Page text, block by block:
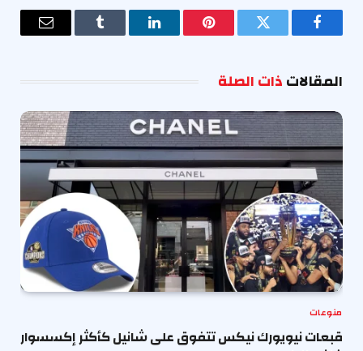
فيسبوك تويتر بينتيريستلينكدإن Tumblr
البريد
المقالاتذات الصلة
منوعات
قبعات نيويورك نيكس تتفوق على شانيل كأكثر إكسسوار